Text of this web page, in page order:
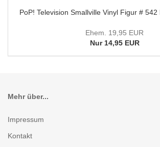
PoP! Television Smallville Vinyl Figur #
Ehem. 19,95 EUR
Nur 14,95 EUR
Mehr über...
Impressum
Kontakt